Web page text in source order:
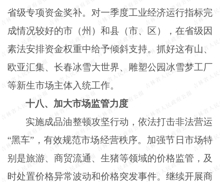
省级专项资金奖补。对一季度工业经济运行指标完
成情况较好的市（州）和县（市、区），在省级因
素法安排资金权重中给予倾斜支持。抓好这有山、
欧亚汇集、长春冰雪大世界、雕塑公园冰雪梦工厂
等新生市场主体入统工作。
十八、加大市场监管力度
实施成品油整顿攻坚行动，依法打击非法营运
“黑车”，有效规范市场经营秩序。加强节日市场特
别是旅游、商贸流通、生猪等领域的价格监管，及
时处置价格异常波动和价格突发事件。继续开展商